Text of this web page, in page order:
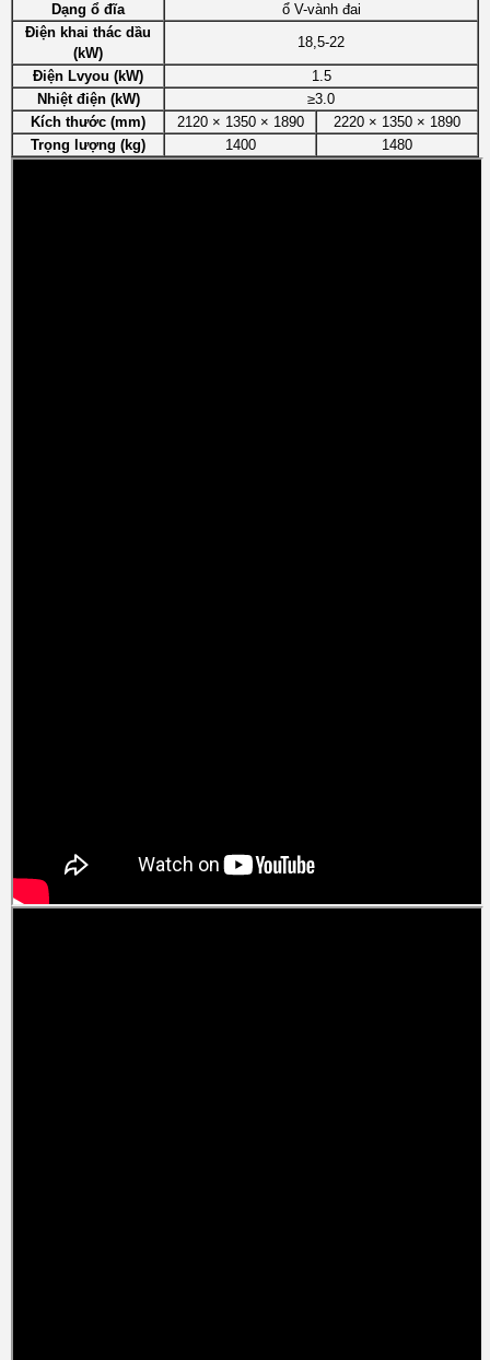
Dạng ổ đĩa
ổ V-vành đai
Điện khai thác dầu
(kW)
18,5-22
Điện Lvyou (kW)
1.5
Nhiệt điện (kW)
≥3.0
Kích thước (mm)
2120 × 1350 × 1890
2220 × 1350 × 1890
Trọng lượng (kg)
1400 1480